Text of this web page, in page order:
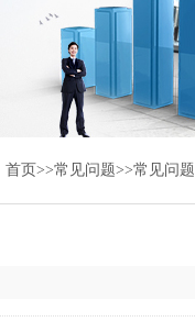
首页>>常见问题>>常见问题